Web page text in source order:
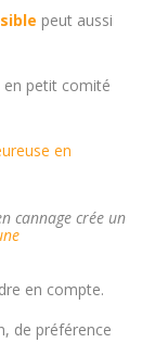
peut aussi
en petit comité
cannage crée un
en compte.
de préférence